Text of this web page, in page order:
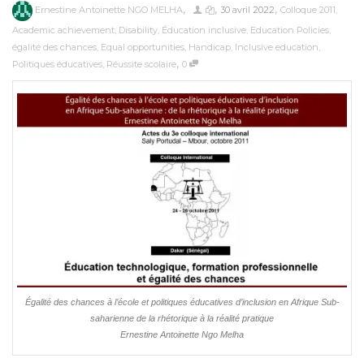
Ernestine Antoinette NGO MELHA, , 30 avril 2022, Colloque 2011,
Academic achievement, Disability, Éducation inclusive, Education Policies,
égalité des chances, Equal opportunities, Handicap, Inclusive education,
Politiques éducatives, Réussite scolaire, 0
Égalité des chances à l’école et politiques éducatives d’inclusion en Afrique Sub-
saharienne de la rhétorique à la réalité pratique
Ernestine Antoinette Ngo Melha